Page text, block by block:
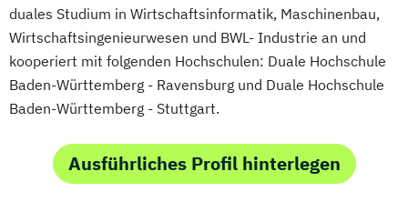
duales Studium in Wirtschaftsinformatik, Maschinenbau,
Wirtschaftsingenieurwesen und BWL- Industrie an und
kooperiert mit folgenden Hochschulen: Duale Hochschule
Baden-Württemberg - Ravensburg und Duale Hochschule
Baden-Württemberg - Stuttgart.
Ausführliches Profil hinterlegen